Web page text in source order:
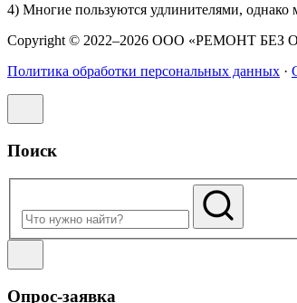
4) Многие пользуются удлинителями,
Copyright © 2022–2026 ООО «РЕМОНТ БЕЗ
Политика обработки персональных данных ·
Поиск
Опрос-заявка